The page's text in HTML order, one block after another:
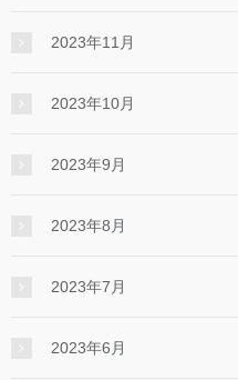
2023年11月
2023年10月
2023年9月
2023年8月
2023年7月
2023年6月